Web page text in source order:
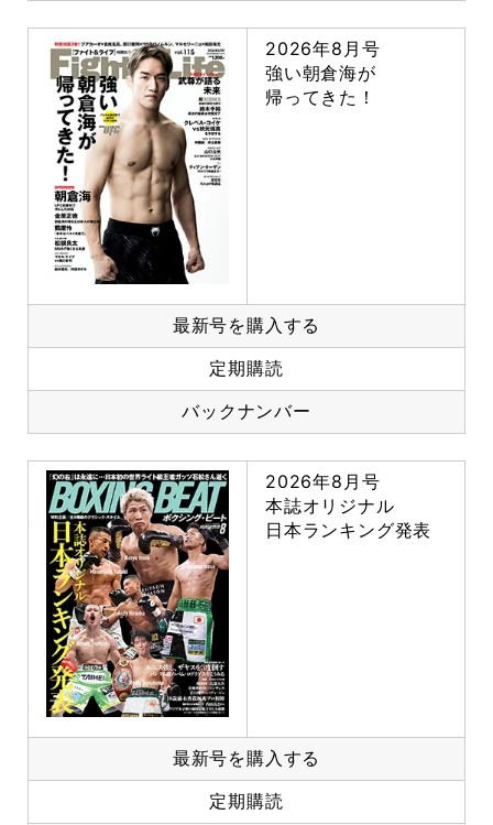
2026年8月号
強い朝倉海が
帰ってきた！
最新号を購入する
定期購読
バックナンバー
2026年8月号
本誌オリジナル
日本ランキング発表
最新号を購入する
定期購読